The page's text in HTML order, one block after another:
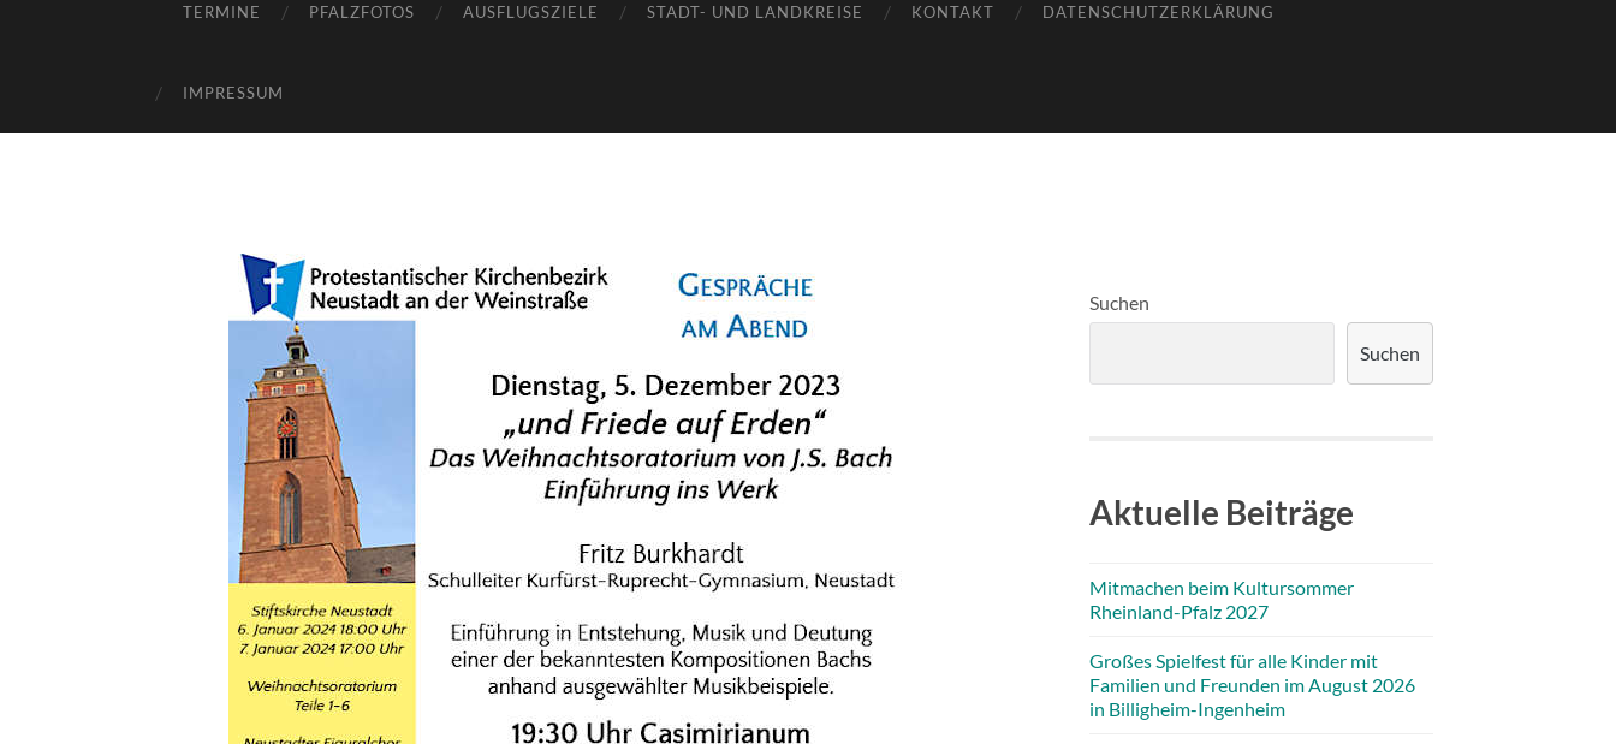
TERMINE PFALZFOTOS AUSFLUGSZIELE STADT- UND LANDKREISE KONTAKT DATENSCHUTZERKLÄRUNG
IMPRESSUM
Suchen
Suchen
Aktuelle Beiträge
Mitmachen beim Kultursommer
Rheinland-Pfalz 2027
Großes Spielfest für alle Kinder mit
Familien und Freunden im August 2026
in Billigheim-Ingenheim